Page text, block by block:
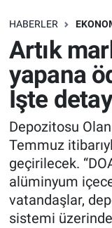
HABERLER
Artık
yapana
İşte
Depozitosu
Temmuz
geçirilecek.
alüminyum
vatandaşlar,
sistemi
SAĞLIK
EKONOMİ
EĞİTİM
ÖZEL HABER
Keşfet
ASTROLOJİ